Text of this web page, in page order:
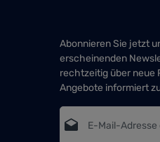
Abonnieren Sie jetzt
erscheinenden
rechtzeitig über neue
Angebote informiert
E-Mail-Adresse*